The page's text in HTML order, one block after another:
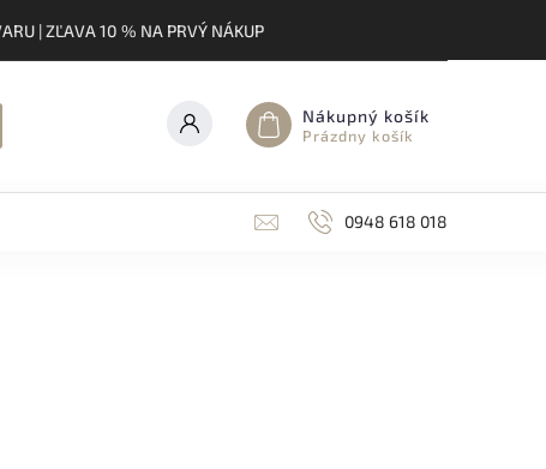
| ZĽAVA 10 % NA PRVÝ NÁKUP
Nákupný košík
Prázdny košík
0948 618 018